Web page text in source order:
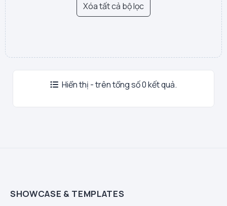
Xóa tất cả bộ lọc
Hiển thị - trên tổng số 0 kết quả.
SHOWCASE & TEMPLATES